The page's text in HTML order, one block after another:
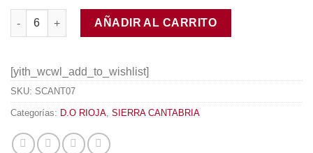
Sierra Cantabria Reserva 2013 cantidad
AÑADIR AL CARRITO
[yith_wcwl_add_to_wishlist]
SKU: SCANT07
Categorías: D.O RIOJA, SIERRA CANTABRIA